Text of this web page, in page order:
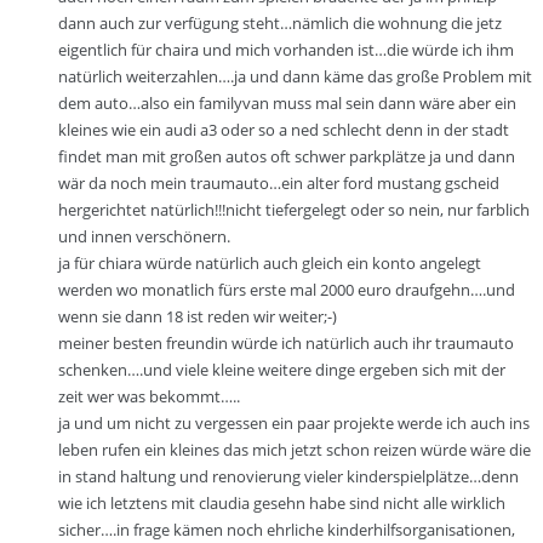
dann auch zur verfügung steht…nämlich die wohnung die jetz
eigentlich für chaira und mich vorhanden ist…die würde ich ihm
natürlich weiterzahlen….ja und dann käme das große Problem mit
dem auto…also ein familyvan muss mal sein dann wäre aber ein
kleines wie ein audi a3 oder so a ned schlecht denn in der stadt
findet man mit großen autos oft schwer parkplätze ja und dann
wär da noch mein traumauto…ein alter ford mustang gscheid
hergerichtet natürlich!!!nicht tiefergelegt oder so nein, nur farblich
und innen verschönern.
ja für chiara würde natürlich auch gleich ein konto angelegt
werden wo monatlich fürs erste mal 2000 euro draufgehn….und
wenn sie dann 18 ist reden wir weiter;-)
meiner besten freundin würde ich natürlich auch ihr traumauto
schenken….und viele kleine weitere dinge ergeben sich mit der
zeit wer was bekommt…..
ja und um nicht zu vergessen ein paar projekte werde ich auch ins
leben rufen ein kleines das mich jetzt schon reizen würde wäre die
in stand haltung und renovierung vieler kinderspielplätze…denn
wie ich letztens mit claudia gesehn habe sind nicht alle wirklich
sicher….in frage kämen noch ehrliche kinderhilfsorganisationen,